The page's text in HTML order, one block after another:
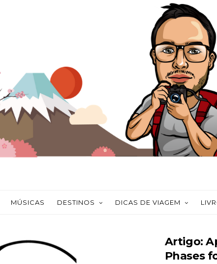
MÚSICAS DESTINOS DICAS DE VIAGEM
Artigo:
Phases